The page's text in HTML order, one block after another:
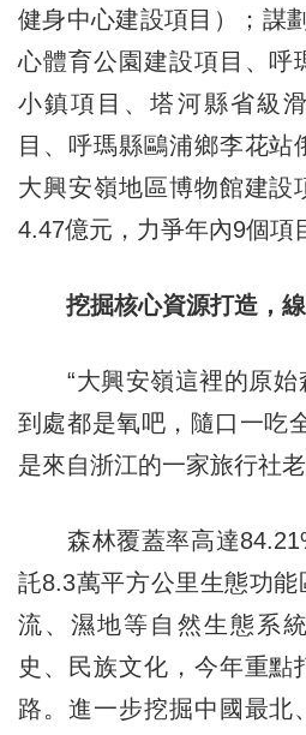
健身中心建設項目）；謀
心體育公園建設項目、呼
小鎮項目、塔河縣省級
目、呼瑪縣鷗浦鄉李花站
大興安嶺地區博物館建設
4.47億元，力爭年內9個項
挖掘核心資源打造，
“大興安嶺這裡的原始
到處都是氧吧，隨口一吃
是來自浙江的一家旅行社老
森林覆蓋率高達
託8.3萬平方公里生態功
流、濕地等自然生態系
史、民族文化，今年重點
路。進一步挖掘中國最北